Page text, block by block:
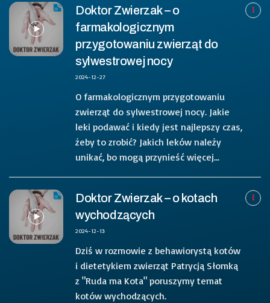
Doktor Zwierzak – o
farmakologicznym
przygotowaniu zwierząt do
sylwestrowej nocy
2024-12-27
O farmakologicznym przygotowaniu
zwierząt do sylwestrowej nocy. Jakie
leki podawać i kiedy jest najlepszy czas,
żeby to zrobić? Jakich leków należy
unikać, bo mogą przynieść więcej...
Doktor Zwierzak – o kotach
wychodzących
2024-12-13
Dziś w rozmowie z behawiorystą kotów
i dietetykiem zwierząt Patrycją Słomką
z "Ruda ma Kota" poruszymy temat
kotów wychodzących.